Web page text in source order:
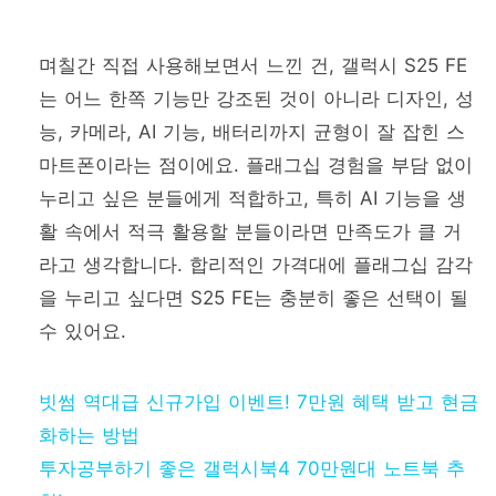
며칠간 직접 사용해보면서 느낀 건, 갤럭시 S25 FE
는 어느 한쪽 기능만 강조된 것이 아니라 디자인, 성
능, 카메라, AI 기능, 배터리까지 균형이 잘 잡힌 스
마트폰이라는 점이에요. 플래그십 경험을 부담 없이
누리고 싶은 분들에게 적합하고, 특히 AI 기능을 생
활 속에서 적극 활용할 분들이라면 만족도가 클 거
라고 생각합니다. 합리적인 가격대에 플래그십 감각
을 누리고 싶다면 S25 FE는 충분히 좋은 선택이 될
수 있어요.
빗썸 역대급 신규가입 이벤트! 7만원 혜택 받고 현금
화하는 방법
투자공부하기 좋은 갤럭시북4 70만원대 노트북 추